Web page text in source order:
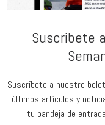
Suscribete
Suscríbete a nuestro
últimos artículos y
tu bandeja de